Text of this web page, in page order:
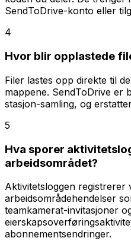
SendToDrive-konto eller
4
Hvor blir opplastede
Filer lastes opp direkte til
mappene. SendToDrive er
stasjon-samling, og
5
Hva sporer
arbeidsområdet?
Aktivitetsloggen registrerer
arbeidsområdehendelser
teamkamerat-invitasjoner
abonnementsendringer.